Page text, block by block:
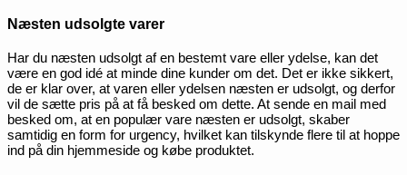
Næsten udsolgte varer
Har du næsten udsolgt af en bestemt vare eller ydelse, kan det
være en god idé at minde dine kunder om det. Det er ikke sikkert,
de er klar over, at varen eller ydelsen næsten er udsolgt, og derfor
vil de sætte pris på at få besked om dette. At sende en mail med
besked om, at en populær vare næsten er udsolgt, skaber
samtidig en form for urgency, hvilket kan tilskynde flere til at hoppe
ind på din hjemmeside og købe produktet.